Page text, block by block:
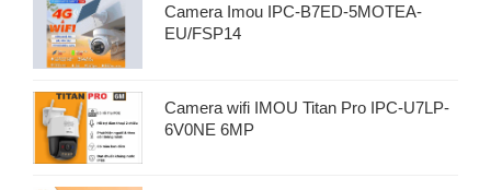
Camera Imou IPC-B7ED-5MOTEA-
EU/FSP14
Camera wifi IMOU Titan Pro IPC-U7LP-
6V0NE 6MP